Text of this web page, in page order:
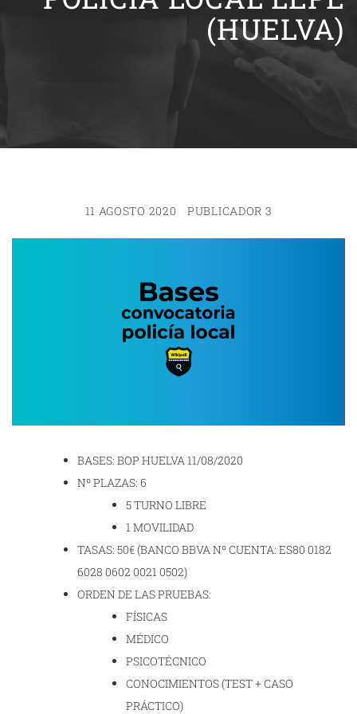
(HUELVA)
11 AGOSTO 2020 PUBLICADOR 3
BASES: BOP HUELVA 11/08/2020
Nº PLAZAS: 6
5 TURNO LIBRE
1 MOVILIDAD
TASAS: 50€ (BANCO BBVA Nº CUENTA: ES80 0182
6028 0602 0021 0502)
ORDEN DE LAS PRUEBAS:
FÍSICAS
MÉDICO
PSICOTÉCNICO
CONOCIMIENTOS (TEST + CASO
PRÁCTICO)